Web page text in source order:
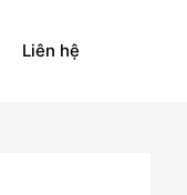
Liên hệ